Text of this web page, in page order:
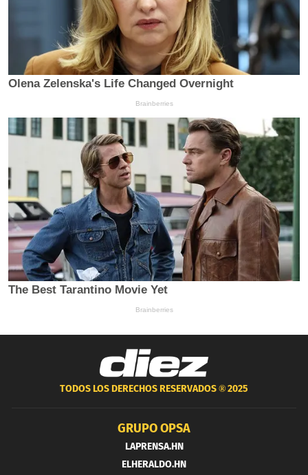
TODOS LOS DERECHOS RESERVADOS ®2025
GRUPO OPSA
LAPRENSA.HN
ELHERALDO.HN